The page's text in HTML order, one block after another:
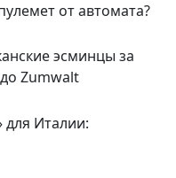
от автомата?
эсминцы за
Zumwalt
для Италии: